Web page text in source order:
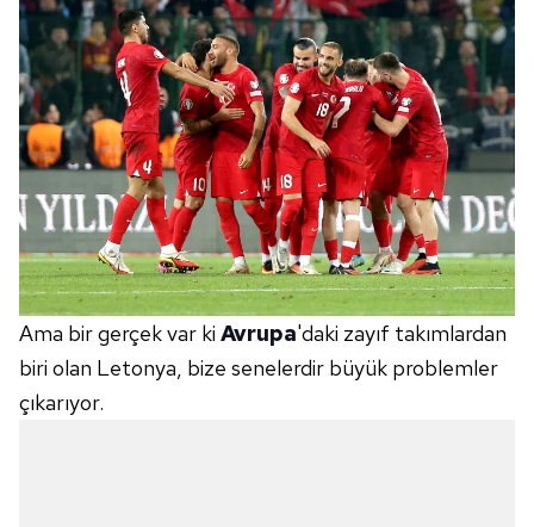
Ama bir gerçek var ki Avrupa'daki zayıf takımlardan
biri olan Letonya, bize senelerdir büyük problemler
çıkarıyor.